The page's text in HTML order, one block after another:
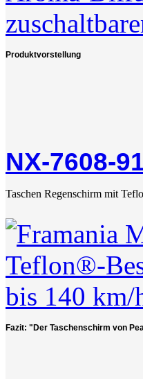
Produktvorstellung
NX-7608-
Taschen Regenschirm mit
Fazit: "Der Taschenschirm von